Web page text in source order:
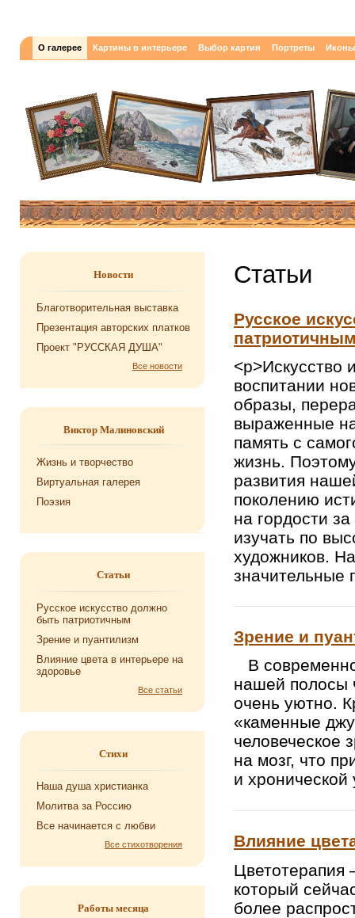
О галерее Картины в интерьере Выбор картин Портреты Иконы
Новости
Благотворительная выставка
Презентация авторских платков
Проект "РУССКАЯ ДУША"
Все новости
Виктор Малиновский
Жизнь и творчество
Виртуальная галерея
Поэзия
Статьи
Русское искусство должно
быть патриотичным
Зрение и пуантилизм
Влияние цвета в интерьере на
здоровье
Все статьи
Стихи
Наша душа хри­сти­ан­ка
Мо­лит­ва за Рос­сию
Все на­чи­на­ет­ся с любви
Все стихотворения
Работы месяца
Статьи
Русское
<p>Искусство
воспитании
образы,
выраженные
память с
жизнь.
развития
поколению
на гордости
изучать по
художников.
значительные
Зрение и
В
нашей полосы
очень уютно.
«каменные
человеческое
на мозг, что
и хронической
Влияние
Цветотерапия
который
более